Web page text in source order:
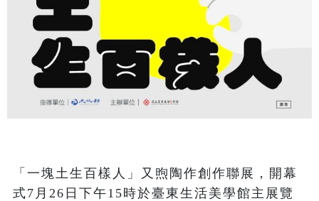
「一塊土生百樣人」又煦陶作創作聯展，開幕
式7月26日下午15時於臺東生活美學館主展覽